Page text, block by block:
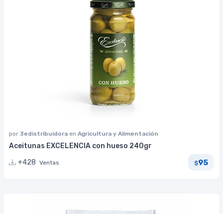
por 3edistribuidora en Agricultura y Alimentación
Aceitunas EXCELENCIA con hueso 240gr
+428 Ventas $95